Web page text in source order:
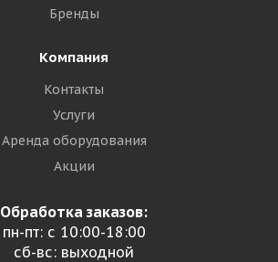
Бренды
Компания
Контакты
Услуги
Аренда оборудования
Акции
Обработка заказов:
пн-пт: с 10:00-18:00
сб-вс: выходной